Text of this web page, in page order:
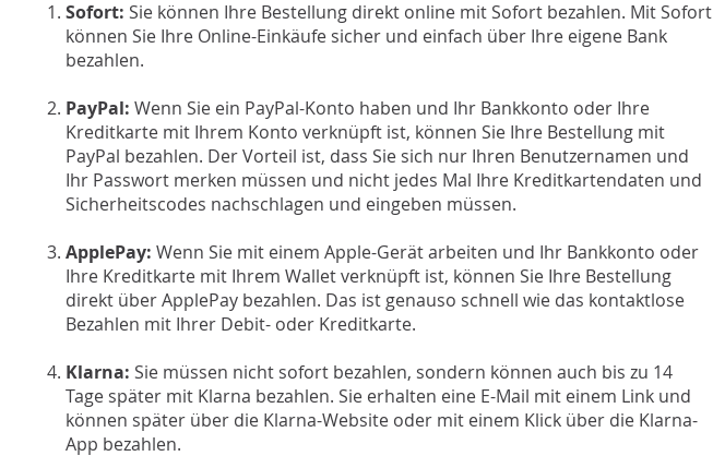
Sofort: Sie können Ihre Bestellung direkt online mit Sofort bezahlen. Mit Sofort
können Sie Ihre Online-Einkäufe sicher und einfach über Ihre eigene Bank
bezahlen.
PayPal: Wenn Sie ein PayPal-Konto haben und Ihr Bankkonto oder Ihre
Kreditkarte mit Ihrem Konto verknüpft ist, können Sie Ihre Bestellung mit
PayPal bezahlen. Der Vorteil ist, dass Sie sich nur Ihren Benutzernamen und
Ihr Passwort merken müssen und nicht jedes Mal Ihre Kreditkartendaten und
Sicherheitscodes nachschlagen und eingeben müssen.
ApplePay: Wenn Sie mit einem Apple-Gerät arbeiten und Ihr Bankkonto oder
Ihre Kreditkarte mit Ihrem Wallet verknüpft ist, können Sie Ihre Bestellung
direkt über ApplePay bezahlen. Das ist genauso schnell wie das kontaktlose
Bezahlen mit Ihrer Debit- oder Kreditkarte.
Klarna: Sie müssen nicht sofort bezahlen, sondern können auch bis zu 14
Tage später mit Klarna bezahlen. Sie erhalten eine E-Mail mit einem Link und
können später über die Klarna-Website oder mit einem Klick über die Klarna-
App bezahlen.